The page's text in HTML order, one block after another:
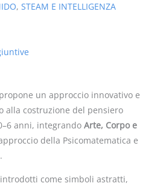
,STEAM E INTELLIGENZA
propone un approccio innovativo e
alla costruzione del pensiero
anni, integrandoArte, Corpo e
della Psicomatematica e
come simboli astratti,